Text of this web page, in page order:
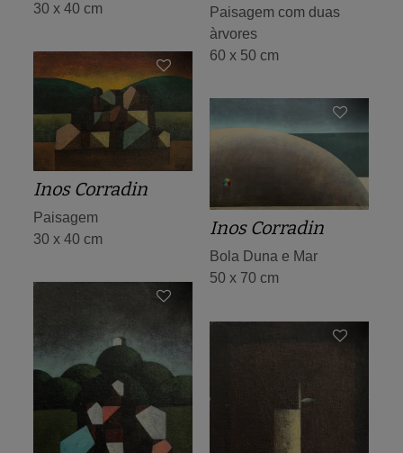
30 x 40 cm
Paisagem com duas
àrvores
60 x 50 cm
Inos Corradin
Paisagem
30 x 40 cm
Inos Corradin
Bola Duna e Mar
50 x 70 cm